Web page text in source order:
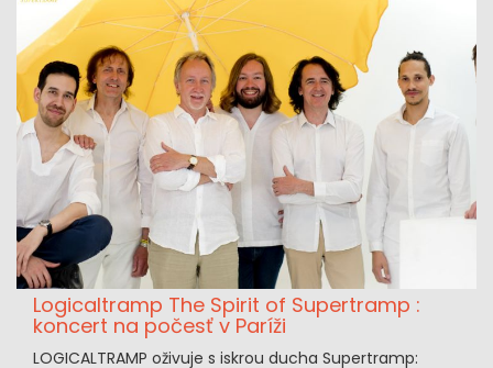
Logicaltramp The Spirit of Supertramp :
koncert na počesť v Paríži
LOGICALTRAMP oživuje s iskrou ducha Supertramp: